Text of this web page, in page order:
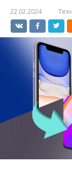
22.02.2024